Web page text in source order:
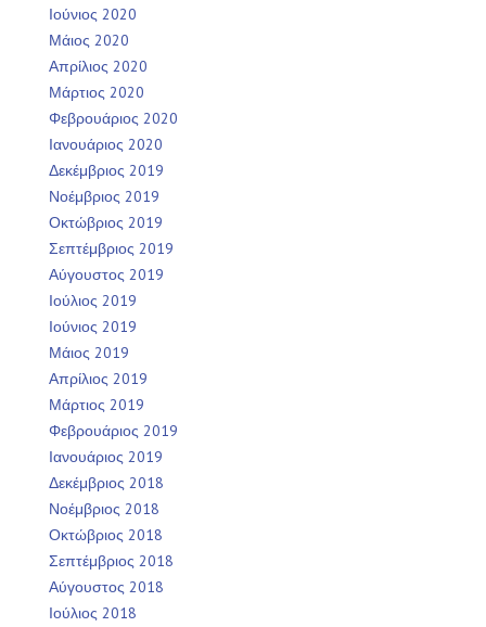
Ιούνιος 2020
Μάιος 2020
Απρίλιος 2020
Μάρτιος 2020
Φεβρουάριος 2020
Ιανουάριος 2020
Δεκέμβριος 2019
Νοέμβριος 2019
Οκτώβριος 2019
Σεπτέμβριος 2019
Αύγουστος 2019
Ιούλιος 2019
Ιούνιος 2019
Μάιος 2019
Απρίλιος 2019
Μάρτιος 2019
Φεβρουάριος 2019
Ιανουάριος 2019
Δεκέμβριος 2018
Νοέμβριος 2018
Οκτώβριος 2018
Σεπτέμβριος 2018
Αύγουστος 2018
Ιούλιος 2018